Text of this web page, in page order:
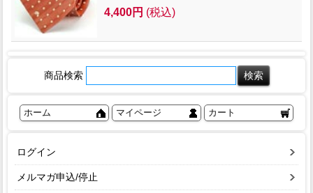
4,400円 (税込)
商品検索
ホーム マイページ カート
ログイン
メルマガ申込/停止